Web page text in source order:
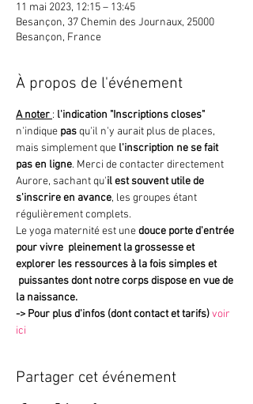
11 mai 2023, 12:15 – 13:45
Besançon, 37 Chemin des Journaux, 25000
Besançon, France
À propos de l'événement
A noter : l'indication "Inscriptions closes"
n'indique pas qu'il n'y aurait plus de places,
mais simplement que l'inscription ne se fait
pas en ligne. Merci de contacter directement
Aurore, sachant qu'il est souvent utile de
s'inscrire en avance, les groupes étant
régulièrement complets.
Le yoga maternité est une douce porte d'entrée
pour vivre  pleinement la grossesse et
explorer les ressources à la fois simples et
puissantes dont notre corps dispose en vue de
la naissance.
-> Pour plus d'infos (dont contact et tarifs)voir
ici
Partager cet événement